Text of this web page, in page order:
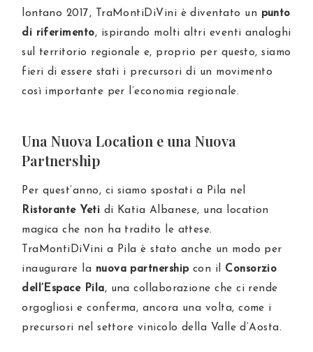
lontano 2017, TraMontiDiVini è diventato un punto
di riferimento, ispirando molti altri eventi analoghi
sul territorio regionale e, proprio per questo, siamo
fieri di essere stati i precursori di un movimento
così importante per l’economia regionale.
Una Nuova Location e una Nuova
Partnership
Per quest’anno, ci siamo spostati a Pila nel
Ristorante Yeti di Katia Albanese, una location
magica che non ha tradito le attese.
TraMontiDiVini a Pila è stato anche un modo per
inaugurare la nuova partnership con il Consorzio
dell’Espace Pila, una collaborazione che ci rende
orgogliosi e conferma, ancora una volta, come i
precursori nel settore vinicolo della Valle d’Aosta.